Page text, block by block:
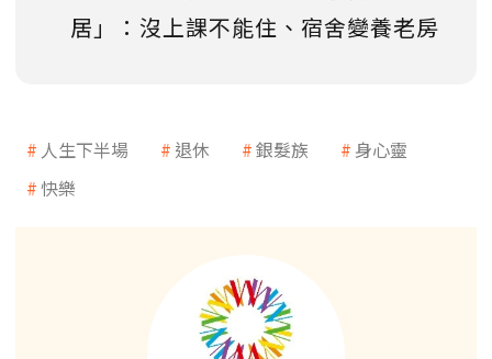
居」：沒上課不能住、宿舍變養老房
人生下半場 退休 銀髮族
身心靈
快樂